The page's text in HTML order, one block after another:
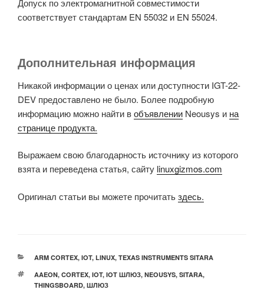
Допуск по электромагнитной совместимости
соответствует стандартам EN 55032 и EN 55024.
Дополнительная информация
Никакой информации о ценах или доступности IGT-22-
DEV предоставлено не было. Более подробную
информацию можно найти вобъявлении Neousys и на
странице продукта.
Выражаем свою благодарность источнику из которого
взята и переведена статья, сайту linuxgizmos.com
Оригинал статьи вы можете прочитатьздесь.
РУБРИКИ
ARM CORTEX, IOT, LINUX, TEXAS INSTRUMENTS SITARA
МЕТКИ
AAEON, CORTEX, IOT, IOT ШЛЮЗ, NEOUSYS, SITARA,
THINGSBOARD, ШЛЮЗ